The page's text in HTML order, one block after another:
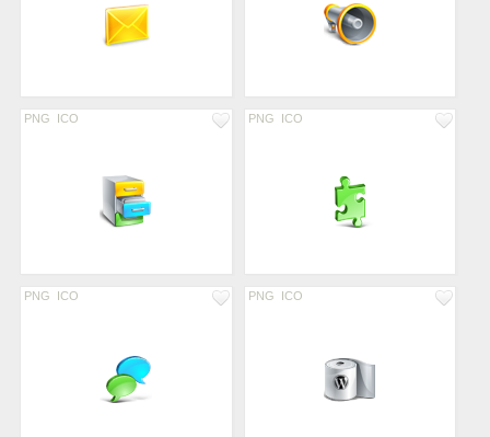
PNG ICO PNG ICO
PNG ICO PNG ICO